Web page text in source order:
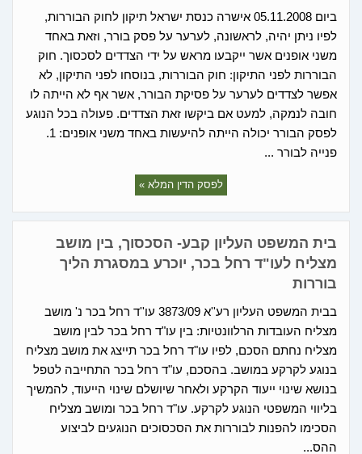
ביום 05.11.2008 אישרה כנסת ישראל תיקון לחוק הבוררות,
לפיו ניתן יהיה, לראשונה, לערער על פסק בורר, וזאת באחד
משני אופנים אשר ייקבעו מראש על ידי הצדדים לסכסוך. חוק
הבוררות לפני התיקון: חוק הבוררות, בנוסחו לפני התיקון, לא
אפשר לצדדים לערער על פסיקת הבורר, אשר אף לא הייתה לו
חובה לנמקה, למעט אם ביקשו זאת הצדדים. פעולה בכל הנוגע
לפסק הבורר יכולה הייתה להיעשות באחד משני אופנים: 1.
פנייה לבורר ...
לפסק הדין המלא »
בית המשפט העליון קבע- הסכסוך, בין מושב
מצליח לעו"ד רחל בכר, יוכרע במסגרת הליך
בוררות
בבית המשפט העליון רע''א 3873/09 עו''ד רחל בכר נ' מושב
מצליח העובדות הרלוונטיות: בין עו"ד רחל בכר לבין מושב
מצליח נחתם הסכם, לפיו עו"ד רחל בכר תייצג את מושב מצליח
בנוגע לקרקע במושב. בהסכם, עו"ד רחל בכר התחייבה לטפל
בנושא שינוי ייעוד הקרקע ולאחר שיושלם שינוי הייעוד, להמשיך
בליווי המשפטי הנוגע לקרקע. עו"ד רחל בכר ומושב מצליח
הסכימו להפנות לבוררות את הסכסוכים הנוגעים לביצוע
ההס...